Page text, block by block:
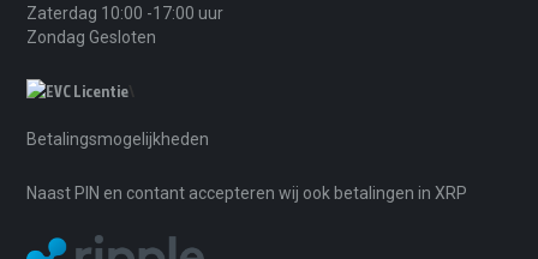
Zaterdag 10:00 -17:00 uur
Zondag Gesloten
Betalingsmogelijkheden
Naast PIN en contant accepteren wij ook betalingen in XRP